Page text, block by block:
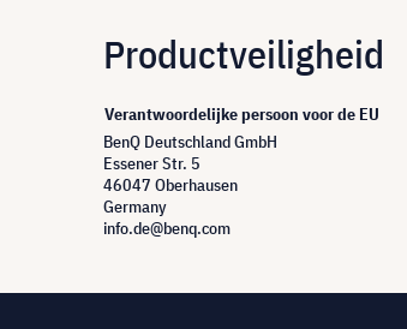
Productveiligheid
Verantwoordelijke persoon voor de EU
BenQ Deutschland GmbH
Essener Str. 5
46047 Oberhausen
Germany
info.de@benq.com